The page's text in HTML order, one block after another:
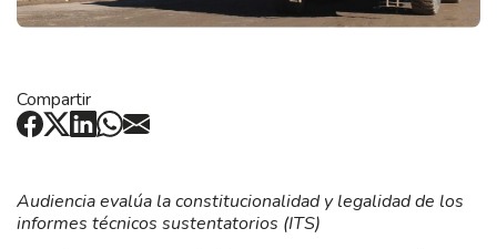
Compartir
Audiencia evalúa la constitucionalidad y legalidad de los
informes técnicos sustentatorios (ITS)